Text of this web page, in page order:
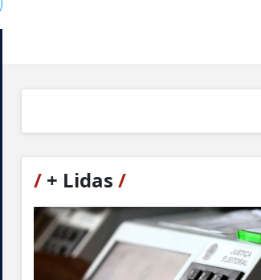
/+ Lidas /